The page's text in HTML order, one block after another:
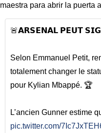
maestra para abrir la puerta
🚨𝗔𝗥𝗦𝗘𝗡𝗔𝗟 𝗣𝗘𝗨𝗧
Selon Emmanuel Petit,
totalement changer le
pour Kylian Mbappé. 🏆
L’ancien Gunner estime
pic.twitter.com/